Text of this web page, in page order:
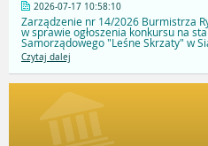
2026-07-17 10:58:10
Zarządzenie nr 14/2026 Burmistrza
w sprawie ogłoszenia konkursu na
Samorządowego "Leśne Skrzaty" w
Czytaj dalej